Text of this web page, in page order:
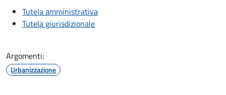
Tutela amministrativa
Tutela giurisdizionale
Argomenti:
Urbanizzazione